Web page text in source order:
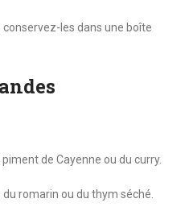
les dans une boîte
de Cayenne ou du curry.
du romarin ou du thym séché.